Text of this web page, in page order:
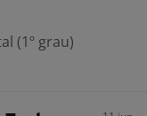
(1º grau)